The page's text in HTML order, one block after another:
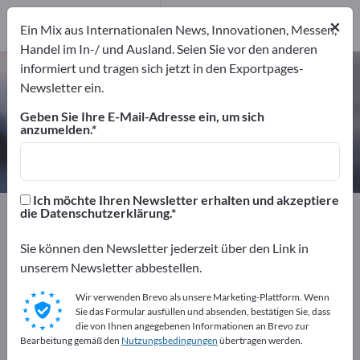
Flugzeugreiniger – Hersteller und
Anbieter Hersteller
4
4
Exportpages Fahrzeuge
Luft- und Raumfahrt
Kostenlos inserieren auf
Exportpages!
Bedarfe – Angebote – Gebrauchtwaren –
Geschäftskontakte>> hier starten
×
Ein Mix aus Internationalen News, Innovationen, Messen,
Handel im In-/ und Ausland. Seien Sie vor den anderen
informiert und tragen sich jetzt in den Exportpages-
Newsletter ein.
Geben Sie Ihre E-Mail-Adresse ein, um sich
anzumelden.
Ich möchte Ihren Newsletter erhalten und akzeptiere
die Datenschutzerklärung.
Sie können den Newsletter jederzeit über den Link in
unserem Newsletter abbestellen.
Wir verwenden Brevo als unsere Marketing-Plattform. Wenn
Sie das Formular ausfüllen und absenden, bestätigen Sie, dass
die von Ihnen angegebenen Informationen an Brevo zur
Bearbeitung gemäß den Nutzungsbedingungen übertragen werden.